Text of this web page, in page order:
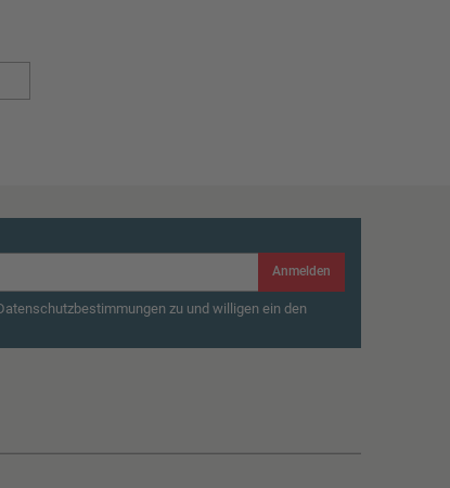
Anmelden
zu und willigen ein den